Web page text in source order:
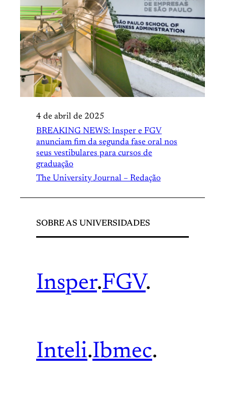
4 de abril de 2025
BREAKING NEWS: Insper e FGV
anunciam fim da segunda fase oral nos
seus vestibulares para cursos de
graduação
The University Journal – Redação
SOBRE AS UNIVERSIDADES
Insper.FGV.
Inteli.Ibmec.